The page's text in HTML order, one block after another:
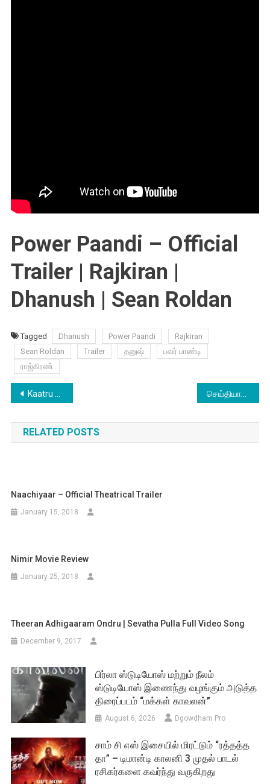
Power Paandi – Official
Trailer | Rajkiran |
Dhanush | Sean Roldan
Tagged Dhanush Power Paandi
Rajkiran
Sean Roldan
Trailer தனுஷ்
பவர் பாண்டி
ராஜ்கிரண்
Post
navigation
Kaatru Veliyidai – Trailer 2 செய்தியாளர்கள் மீது தாக்குதல் : வருத்தம் தெரிவித்த இயக்குனர் சங்கர்
RELATED POSTS
Naachiyaar – Official Theatrical Trailer
January 15, 2018
Nimir Movie Review
January 25, 2018
Theeran Adhigaaram Ondru | Sevatha Pulla Full Video Song
December 9, 2017
பிர்லா ஸ்டுடியோஸ் மற்றும் நீலம்
ஸ்டுடியோஸ் இணைந்து வழங்கும் அடுத்த
திரைப்படம் “மக்கள் காவலன்”
August 6, 2026 Dgowdham Pro
சாம் சி எஸ் இசையில் மிரட்டும் “ரத்தத்த
தா” – டிமான்டி காலனி 3 முதல் பாடல்
ரசிகர்களை கவர்ந்து வருகிறது